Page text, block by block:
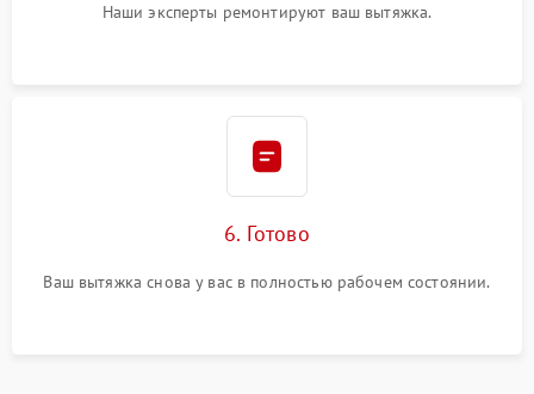
Наши эксперты ремонтируют ваш вытяжка.
6. Готово
Ваш вытяжка снова у вас в полностью рабочем состоянии.